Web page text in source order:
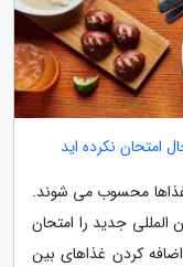
محسوب می شوند.
جدید را امتحان
کردن غذاهای بین